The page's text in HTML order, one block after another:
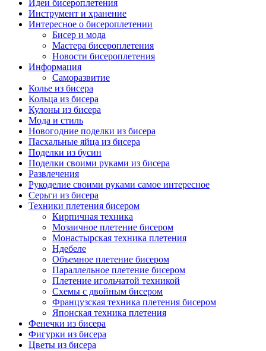
Идеи бисероплетения
Инструмент и хранение
Интересное о бисероплетении
Бисер и мода
Мастера бисероплетения
Новости бисероплетения
Информация
Саморазвитие
Колье из бисера
Кольца из бисера
Кулоны из бисера
Мода и стиль
Новогодние поделки из бисера
Пасхальные яйца из бисера
Поделки из бусин
Поделки своими руками из бисера
Развлечения
Рукоделие своими руками самое интересное
Серьги из бисера
Техники плетения бисером
Кирпичная техника
Мозаичное плетение бисером
Монастырская техника плетения
Ндебеле
Объемное плетение бисером
Параллельное плетение бисером
Плетение игольчатой техникой
Схемы с двойным бисером
Французская техника плетения бисером
Японская техника плетения
Фенечки из бисера
Фигурки из бисера
Цветы из бисера